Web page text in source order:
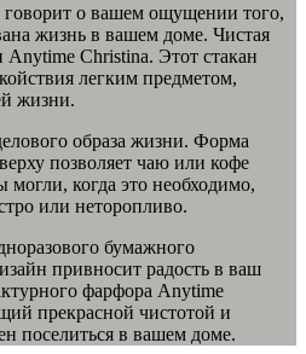
о вашем ощущении того,
жизнь в вашем доме. Чистая
Anytime Christina. Этот стакан
легким предметом,
жизни.
образа жизни. Форма
позволяет чаю или кофе
могли, когда это необходимо,
или неторопливо.
бумажного
привносит радость в ваш
фарфора Anytime
прекрасной чистотой и
поселиться в вашем доме.